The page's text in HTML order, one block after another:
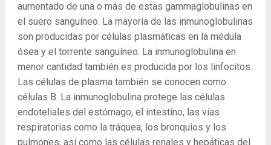
aumentado de una o más de estas gammaglobulinas en
el suero sanguíneo. La mayoría de las inmunoglobulinas
son producidas por células plasmáticas en la médula
ósea y el torrente sanguíneo. La inmunoglobulina en
menor cantidad también es producida por los linfocitos.
Las células de plasma también se conocen como
células B. La inmunoglobulina protege las células
endoteliales del estómago, el intestino, las vías
respiratorias como la tráquea, los bronquios y los
pulmones, así como las células renales y hepáticas del